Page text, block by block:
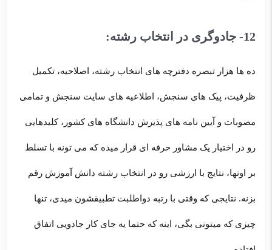
12- جادوگری در انتخاب رشته:
ده ها هزار تبصره دفترچه های انتخاب رشته، اصلاحیه، تکمیل
ظرفیت، پیک های سنجش، اطلاعیه های سایت سنجش و تمامی
مصوبات و آیین نامه های پذیرش دانشگاه های کشور، کلیدهایی
رو در اختیار یک مشاور حرفه ای قرار میده که می تونه با تسلط
بر اونها، نتایج با ارزشی رو در انتخاب رشته دانش آموزش رقم
بزنه. نتایجی که وقتی با رتبه دواطلبت تطبیقشون میدی، تنها
چیزی که میتونی بگی، اینه که حتما یه جای کار جادویی اتفاق